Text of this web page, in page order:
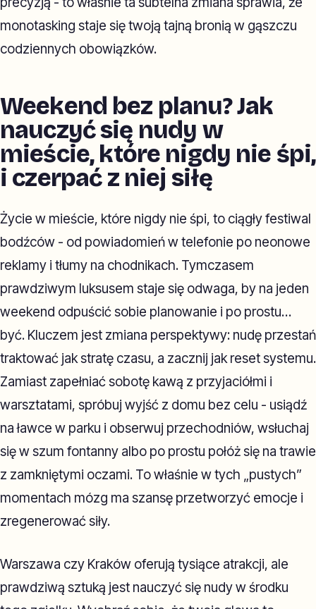
monotasking staje się twoją tajną bronią w gąszczu
codziennych obowiązków.
Weekend bez planu? Jak
nauczyć się nudy w
mieście, które nigdy nie śpi,
i czerpać z niej siłę
Życie w mieście, które nigdy nie śpi, to ciągły festiwal
bodźców - od powiadomień w telefonie po neonowe
reklamy i tłumy na chodnikach. Tymczasem
prawdziwym luksusem staje się odwaga, by na jeden
weekend odpuścić sobie planowanie i po prostu…
być. Kluczem jest zmiana perspektywy: nudę przestań
traktować jak stratę czasu, a zacznij jak reset systemu.
Zamiast zapełniać sobotę kawą z przyjaciółmi i
warsztatami, spróbuj wyjść z domu bez celu - usiądź
na ławce w parku i obserwuj przechodniów, wsłuchaj
się w szum fontanny albo po prostu połóż się na trawie
z zamkniętymi oczami. To właśnie w tych „pustych”
momentach mózg ma szansę przetworzyć emocje i
zregenerować siły.
Warszawa czy Kraków oferują tysiące atrakcji, ale
prawdziwą sztuką jest nauczyć się nudy w środku